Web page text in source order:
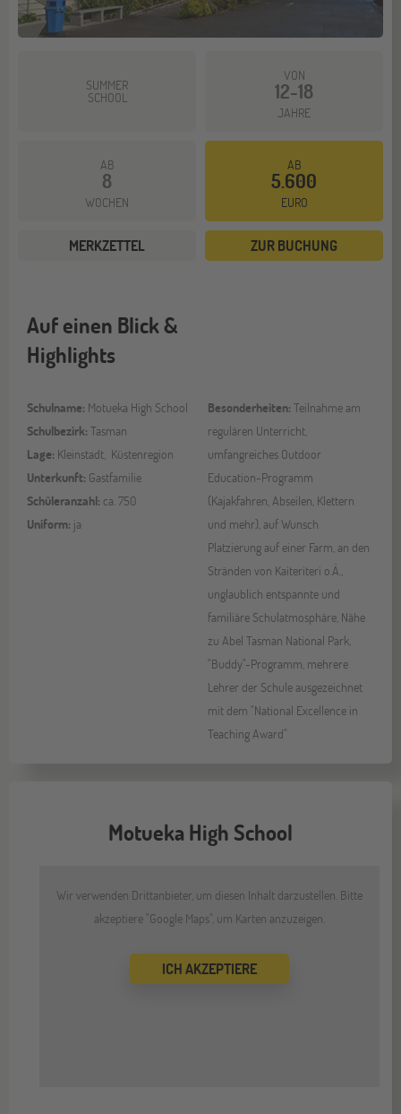
SUMMER
SCHOOL
VON
12-18
JAHRE
AB
8
WOCHEN
AB
5.600
EURO
MERKZETTEL ZUR BUCHUNG
Auf einen Blick &
Highlights
Schulname: Motueka High School
Schulbezirk: Tasman
Lage: Kleinstadt, Küstenregion
Unterkunft: Gastfamilie
Schüleranzahl: ca. 750
Uniform: ja
Besonderheiten: Teilnahme am
regulären Unterricht,
umfangreiches Outdoor
Education-Programm
(Kajakfahren, Abseilen, Klettern
und mehr), auf Wunsch
Platzierung auf einer Farm, an den
Stränden von Kaiteriteri o.Ä.,
unglaublich entspannte und
familiäre Schulatmosphäre, Nähe
zu Abel Tasman National Park,
"Buddy"-Programm, mehrere
Lehrer der Schule ausgezeichnet
mit dem "National Excellence in
Teaching Award"
Motueka High School
Wir verwenden Drittanbieter, um diesen Inhalt darzustellen. Bitte
akzeptiere "Google Maps", um Karten anzuzeigen.
ICH AKZEPTIERE